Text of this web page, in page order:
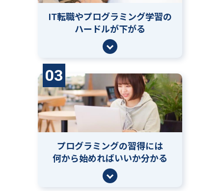
IT転職やプログラミング学習の
ハードルが下がる
03
プログラミングの習得には
何から始めればいいか分かる